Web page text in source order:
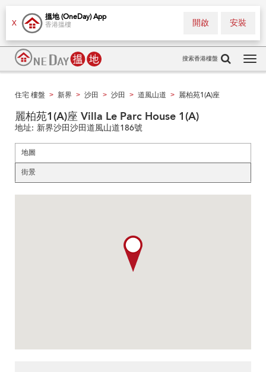
X
搵地 (OneDay) App
香港搵樓 安裝
開啟
搜索香港樓盤
住宅 樓盤 > 新界 > 沙田 > 沙田 > 道風山道 > 麗柏苑1(A)座
麗柏苑1(A)座 Villa Le Parc House 1(A)
地址: 新界沙田沙田道風山道186號
地圖
街景